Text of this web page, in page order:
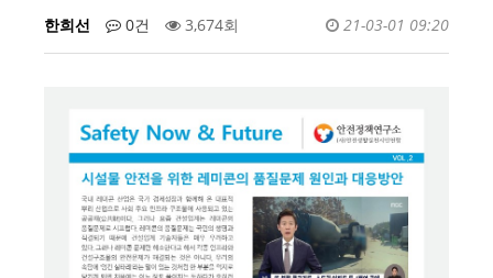
한희선 0건 3,674회 21-03-01 09:20